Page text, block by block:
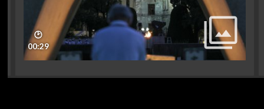
🕑
00:29